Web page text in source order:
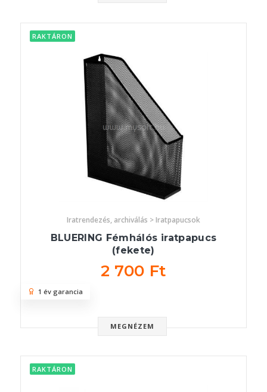
RAKTÁRON
Iratrendezés, archiválás > Iratpapucsok
BLUERING Fémhálós iratpapucs
(fekete)
2 700 Ft
MEGNÉZEM
1 év garancia
RAKTÁRON